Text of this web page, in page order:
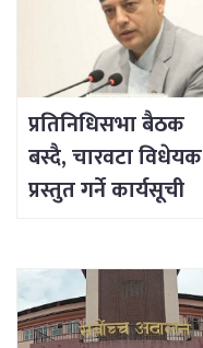
प्रतिनिधिसभा बैठक
बस्दै, चारवटा विधेयक
प्रस्तुत गर्ने कार्यसूची